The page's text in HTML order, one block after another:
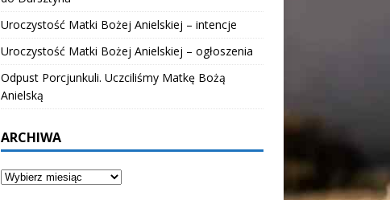
Uroczystość Matki Bożej Anielskiej – intencje
Uroczystość Matki Bożej Anielskiej – ogłoszenia
Odpust Porcjunkuli. Uczciliśmy Matkę Bożą
Anielską
ARCHIWA